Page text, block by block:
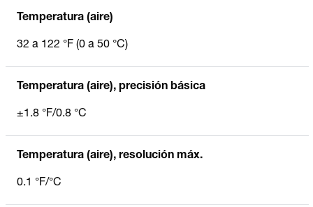
Temperatura (aire)
32 a 122 °F (0 a 50 °C)
Temperatura (aire), precisión básica
±1.8 °F/0.8 °C
Temperatura (aire), resolución máx.
0.1 °F/°C